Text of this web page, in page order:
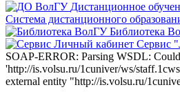
Дистанционное
Система дистанционного
Библиотека
Сервис
SOAP-ERROR: Parsing WSDL:
'http://is.volsu.ru/1cuniver/ws/
external entity "http://is.volsu.ru/